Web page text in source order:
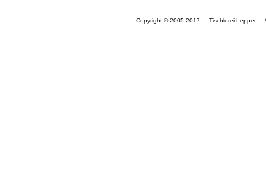
Copyright © 2005-2017 --- Tischlerei Lepper